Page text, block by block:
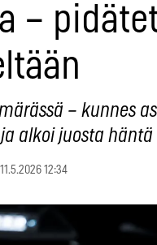
–
– kunnes
alkoi juosta häntä
11.5.2026 12:34